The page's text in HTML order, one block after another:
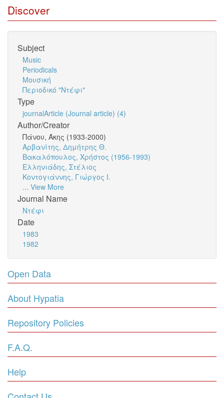
Discover
Subject
Music
Periodicals
Μουσική
Περιοδικό "Ντέφι"
Type
journalArticle (Journal article) (4)
Author/Creator
Πάνου, Άκης (1933-2000)
Αρβανίτης, Δημήτρης Θ.
Βακαλόπουλος, Χρήστος (1956-1993)
Ελληνιάδης, Στέλιος
Κοντογιάννης, Γιώργος Ι.
... View More
Journal Name
Ντέφι
Date
1983
1982
Open Data
About Hypatia
Repository Policies
F.A.Q.
Help